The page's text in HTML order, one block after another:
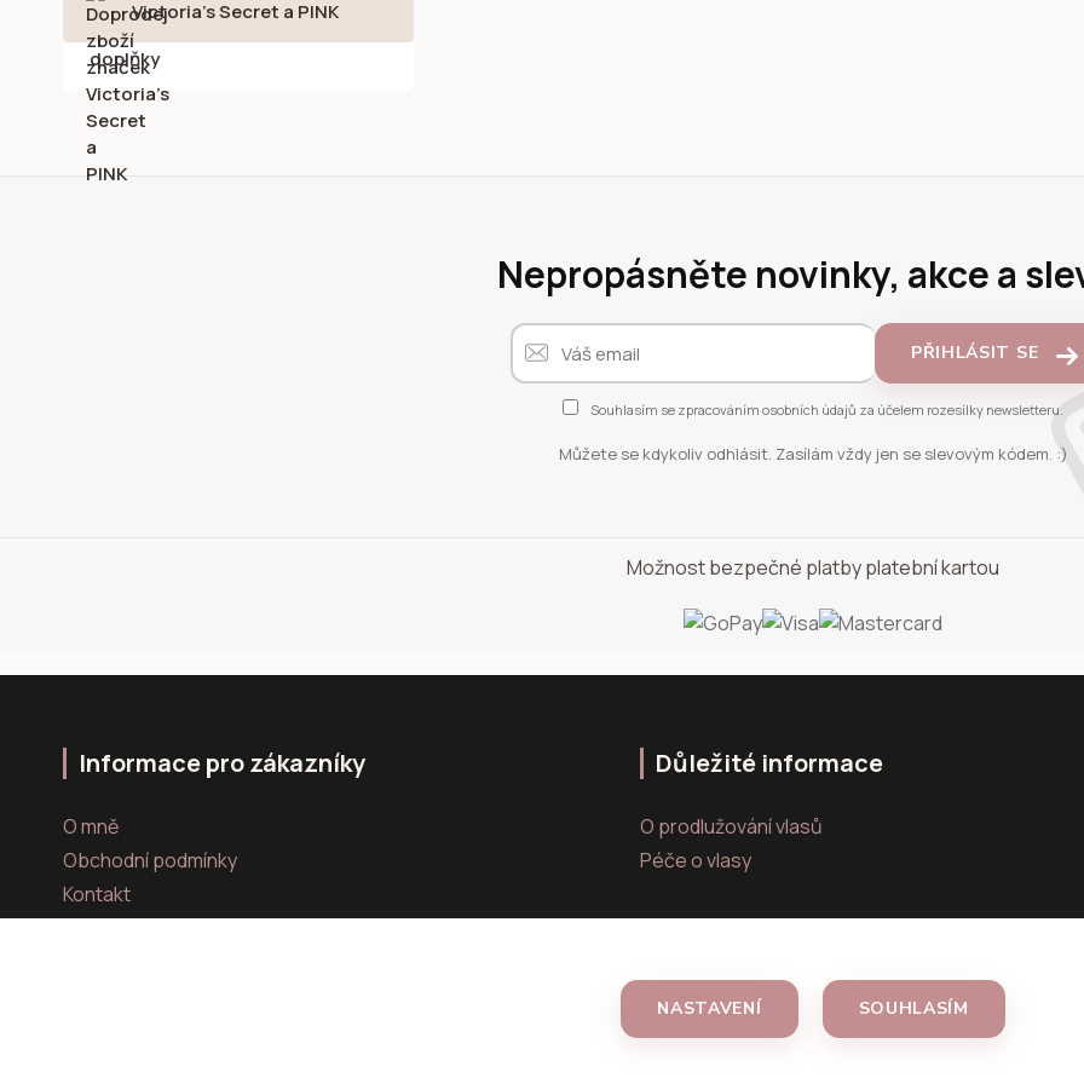
Victoria's Secret a PINK
Nepropásněte novinky, akce a
PŘIHLÁSIT SE
Souhlasím se zpracováním osobních údajů za účelem rozesílky newsletteru.
Můžete se kdykoliv odhlásit. Zasílám vždy jen se slevovým kódem. :)
Možnost bezpečné platby platební kartou
Informace pro zákazníky
O mně
Obchodní podmínky
Kontakt
Důležité informace
O prodlužování vlasů
Péče o vlasy
NASTAVENÍ SOUHLASÍM